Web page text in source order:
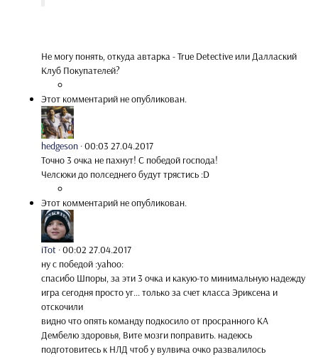
Не могу понять, откуда автарка - True Detective или Даллаский
Клуб Покупателей?
Этот комментарий не опубликован.
hedgeson ·00:03 27.04.2017
Точно 3 очка не пахнут! С победой господа!
Челсюки до полседнего будут трястись :D
Этот комментарий не опубликован.
iTot ·00:02 27.04.2017
ну с победой :yahoo:
спасибо Шпоры, за эти 3 очка и какую-то минимальную надежду
игра сегодня просто уг... только за счет класса Эриксена и
отскочили
видно что опять команду подкосило от просранного КА
Дембелю здоровья, Вите мозги поправить. надеюсь
подготовитесь к НЛД чтоб у вулвича очко развалилось